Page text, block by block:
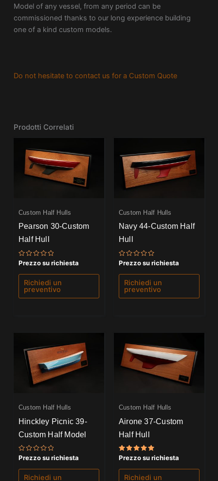
Model of any vessel, from any period can be
commissioned thanks to our long experience building
one of a kind custom models.
Do not hesitate to contact us for a Custom Quote
Prodotti Correlati
Custom Half Hulls
Pearson 30-Custom
Half Hull
Valutato
su
Prezzo su richiesta
Richiedi un
preventivo
Custom Half Hulls
Navy 44-Custom Half
Hull
Valutato
su
Prezzo su richiesta
Richiedi un
preventivo
Custom Half Hulls
Hinckley Picnic 39-
Custom Half Model
Valutato
su
Prezzo su richiesta
Richiedi un
Custom Half Hulls
Airone 37-Custom
Half Hull
Valutato
su 5
Prezzo su richiesta
Richiedi un